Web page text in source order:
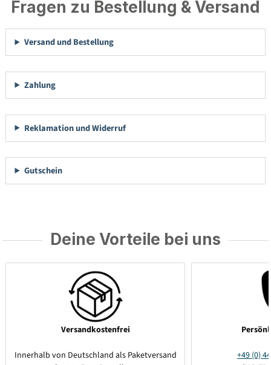
Fragen zu Bestellung & Versand
Versand und Bestellung
Zahlung
Reklamation und Widerruf
Gutschein
Deine Vorteile bei uns
Versandkostenfrei
Innerhalb von Deutschland als Paketversand
+49 (0)